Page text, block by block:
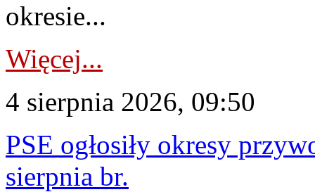
okresie...
Więcej...
4 sierpnia 2026, 09:50
PSE ogłosiły okresy
sierpnia br.